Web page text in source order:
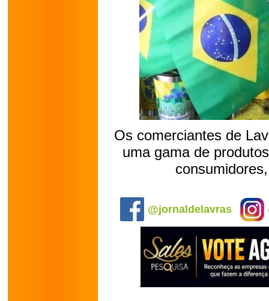
Os comerciantes de
uma gama de
@jornaldelavras